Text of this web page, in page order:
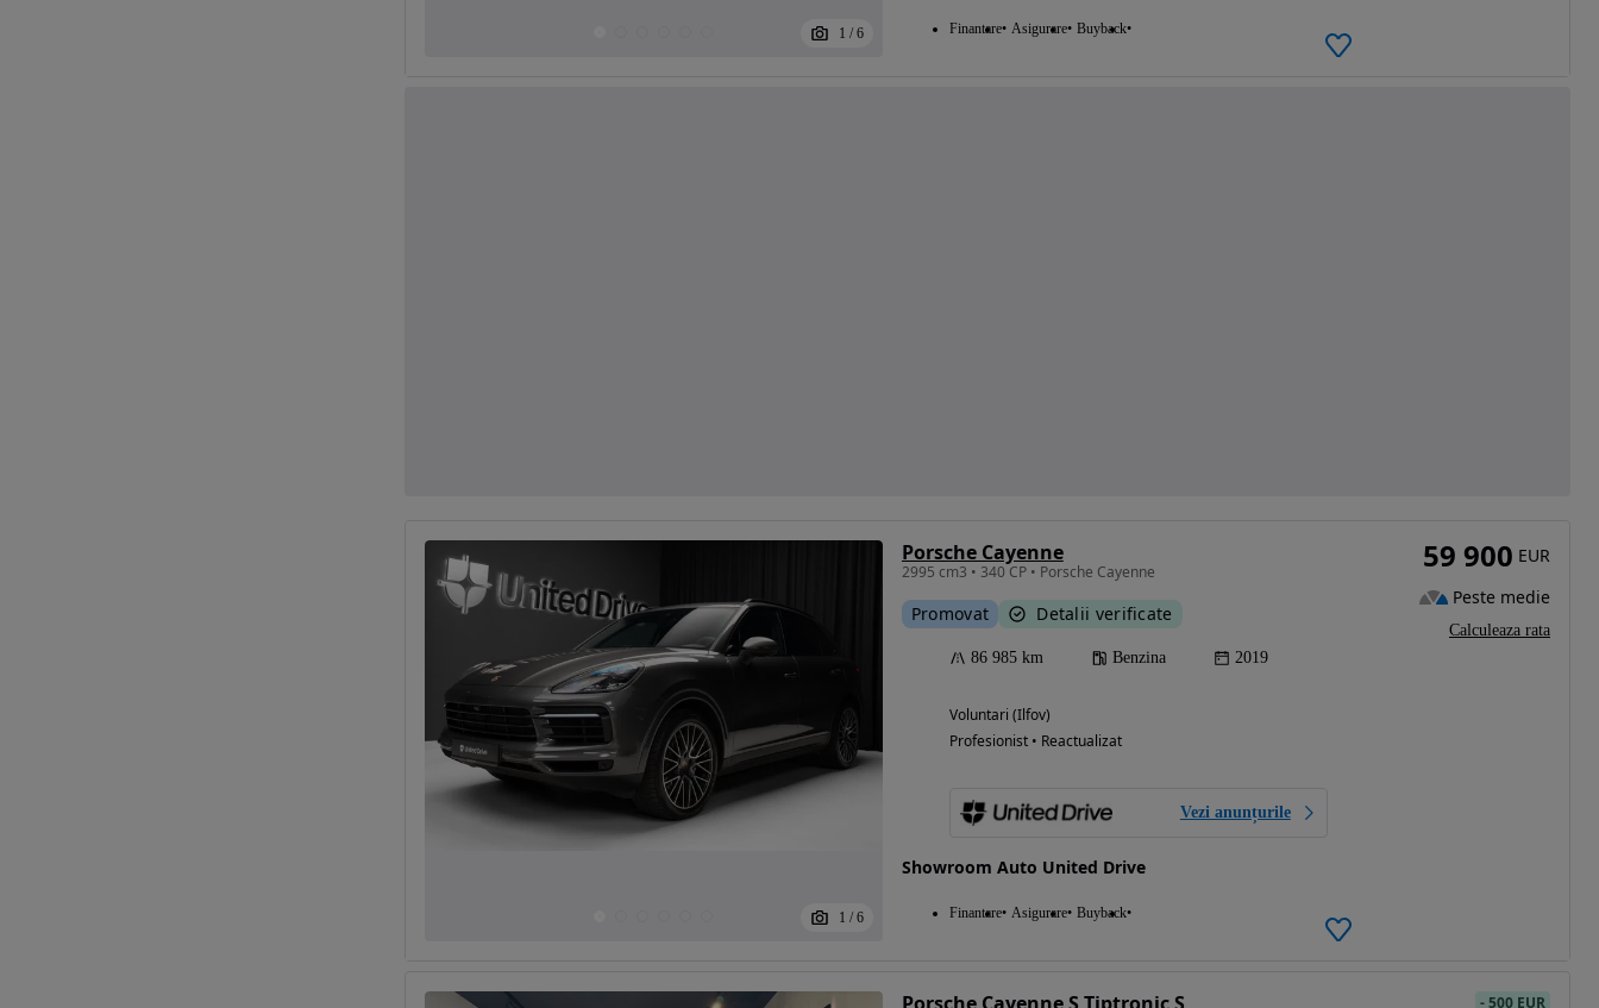
1 / 6 Finantare Asigurare Buyback
1 / 6
Porsche Cayenne
2995 cm3 • 340 CP • Porsche Cayenne
Promovat Detalii verificate
86 985 km Benzina 2019
Voluntari (Ilfov)
Profesionist • Reactualizat
Vezi anunțurile
Showroom Auto United Drive
Finantare Asigurare Buyback
59 900 EUR
Peste medie
Calculeaza rata
-500 EUR